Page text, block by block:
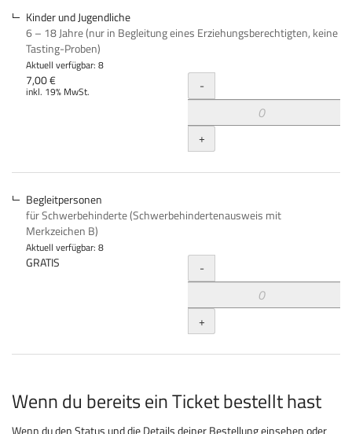
Kinder und Jugendliche
6 – 18 Jahre (nur in Begleitung eines Erziehungsberechtigten, keine
Tasting-Proben)
Aktuell verfügbar: 8
7,00 €
inkl. 19% MwSt. Menge
-
+
Begleitpersonen
für Schwerbehinderte (Schwerbehindertenausweis mit
Merkzeichen B)
Aktuell verfügbar: 8
GRATIS Menge
-
+
Wenn du bereits ein Ticket bestellt hast